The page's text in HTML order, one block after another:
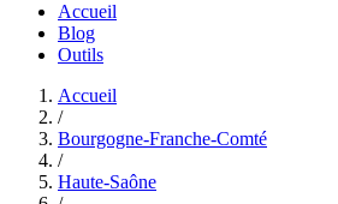
Accueil
Blog
Outils
Accueil
/
Bourgogne-Franche-Comté
/
Haute-Saône